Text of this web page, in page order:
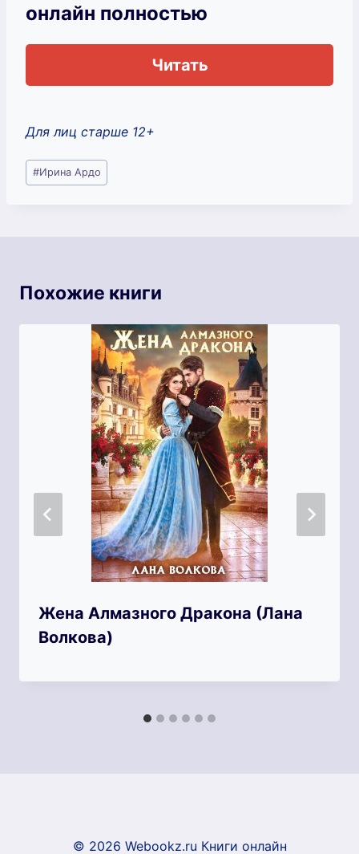
онлайн полностью
Читать
Для лиц старше 12+
Метки
записи:
#Ирина Ардо
Похожие книги
Жена Алмазного Дракона (Лана
Волкова)
© 2026 Webookz.ru Книги онлайн